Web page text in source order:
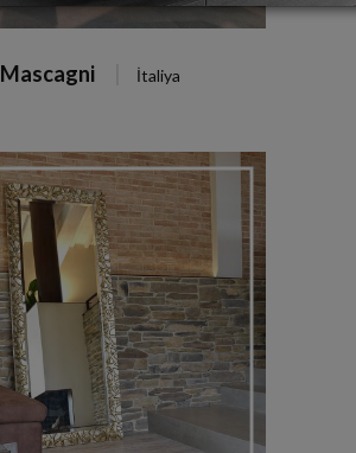
Mascagni İtaliya